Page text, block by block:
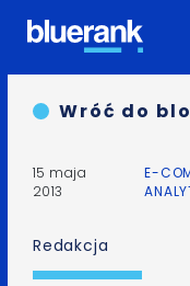
Wróć do
15 maja
2013
E-
Redakcja